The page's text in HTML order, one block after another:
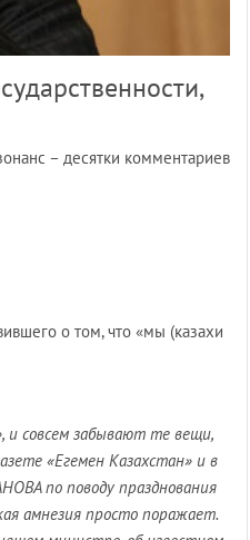
– десятки комментариев
о том, что «мы (казахи
и совсем забывают те вещи,
«Егемен Казахстан» и в
по поводу празднования
амнезия просто поражает.